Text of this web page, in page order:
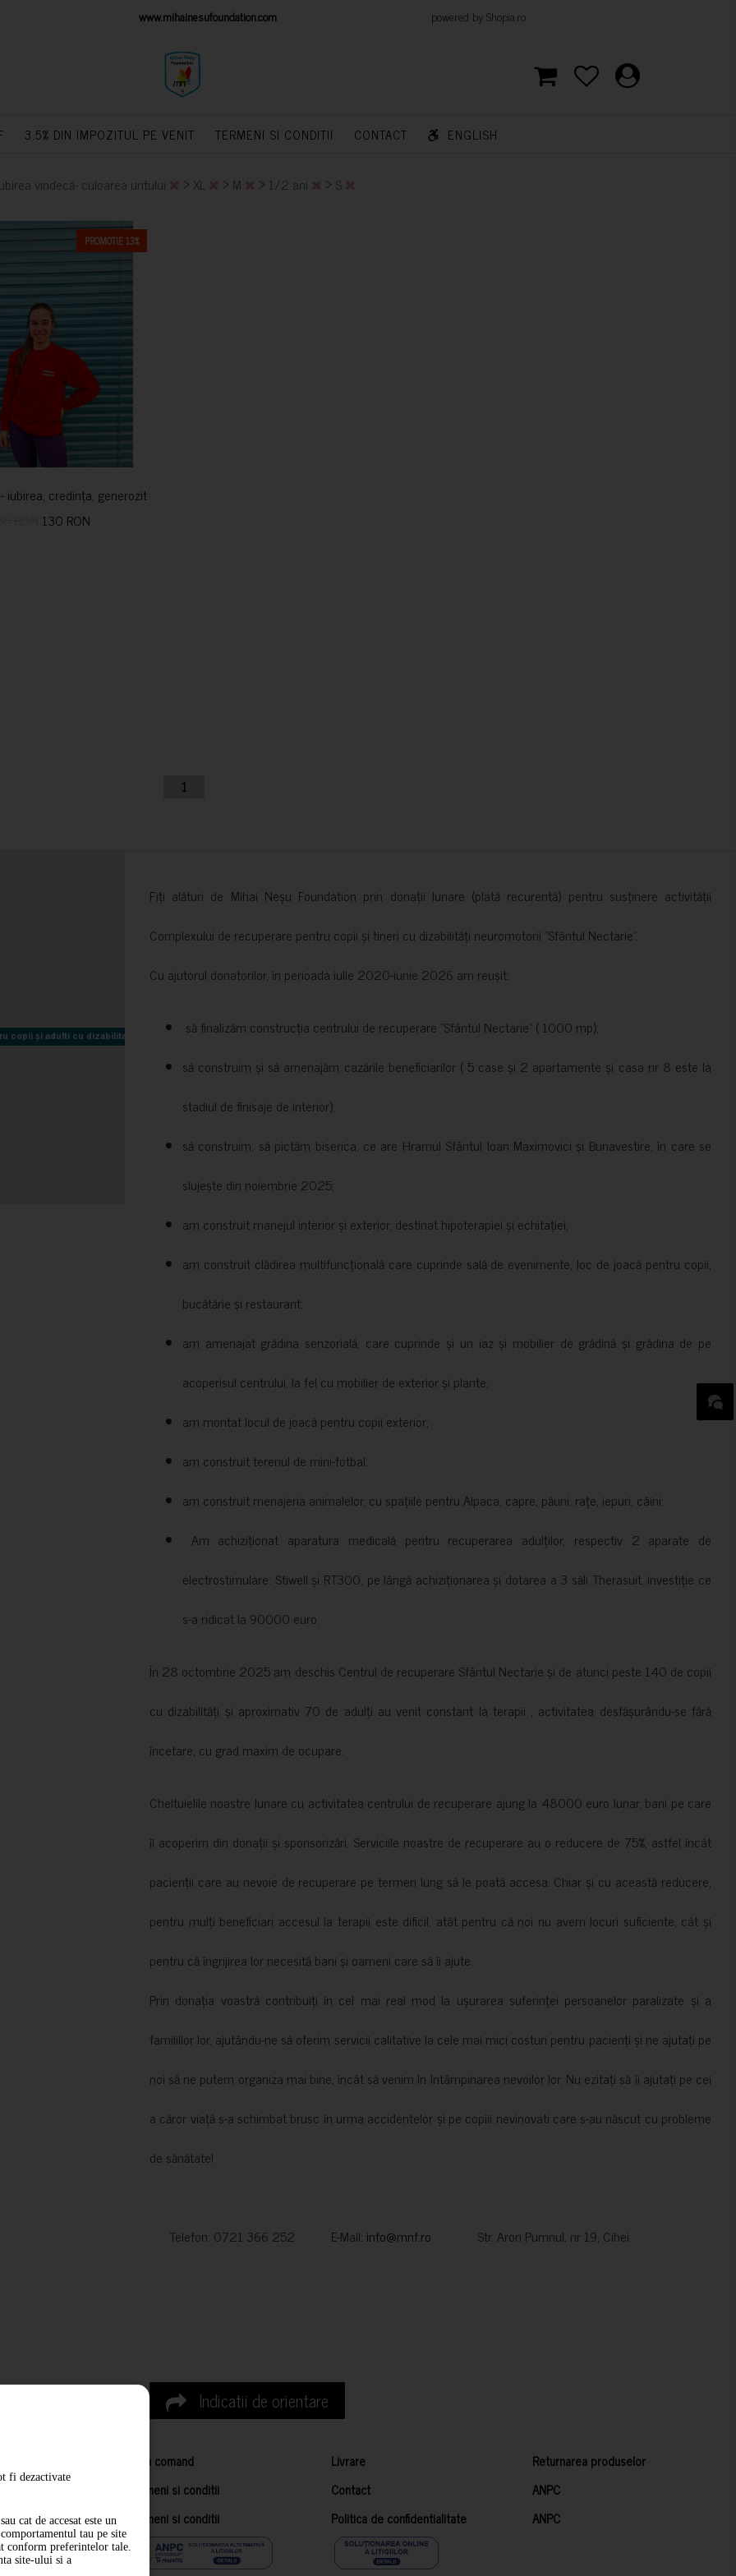
PLATFORM www.mihainesufoundation.com powered by Shopia.ro
3.5% DIN IMPOZITUL PE VENIT TERMENI SI CONDITII CONTACT ENGLISH
vindecă- culoarea untului > XL > M > 1/2 ani > S
PROMOTIE 13%
iubirea, credința, generozitatea vindecă
130 RON
CUMPARA
1
copii și adulti cu dizabilitati neuromotorii Sfântul Nectarie
copii și adulti cu dizabilitati neuromotorii Sfântul Nectarie
Fiți alături de Mihai Neșu Foundation prin donații lunare (plată recurentă) pentru susținere activității
Complexului de recuperare pentru copii și tineri cu dizabilități neuromotorii ”Sfântul Nectarie”.
Cu ajutorul donatorilor, în perioada iulie 2020-iunie 2026 am reușit:
să finalizăm construcția centrului de recuperare ”Sfântul Nectarie” ( 1000 mp);
să construim și să amenajăm cazările beneficiarilor ( 5 case și 2 apartamente și casa nr 8 este la
stadiul de finisaje de interior);
să construim, să pictăm biserica, ce are Hramul Sfântul Ioan Maximovici și Bunavestire, în care se
slujește din noiembrie 2025;
am construit manejul interior și exterior, destinat hipoterapiei și echitației;
am construit clădirea multifuncțională care cuprinde sală de evenimente, loc de joacă pentru copii,
bucătărie și restaurant;
am amenajat grădina senzorială, care cuprinde și un iaz și mobilier de grădină și grădina de pe
acoperisul centrului, la fel cu mobilier de exterior și plante;
am montat locul de joacă pentru copii exterior;
am construit terenul de mini-fotbal;
am construit menajeria animalelor, cu spațiile pentru Alpaca, capre, păuni, rațe, iepuri, câini;
Am achiziționat aparatura medicală pentru recuperarea adulților, respectiv 2 aparate de
electrostimulare: Stiwell și RT300, pe lângă achiziționarea și dotarea a 3 săli Therasuit, investiție ce
s-a ridicat la 90000 euro.
În 28 octombrie 2025 am deschis Centrul de recuperare Sfântul Nectarie și de atunci peste 140 de copii
cu dizabilități și aproximativ 70 de adulți au venit constant la terapii , activitatea desfășurându-se fără
încetare, cu grad maxim de ocupare.
Cheltuielile noastre lunare cu activitatea centrului de recuperare ajung la 48000 euro lunar, bani pe care
îi acoperim din donații și sponsorizări. Serviciile noastre de recuperare au o reducere de 75%, astfel încât
pacienții care au nevoie de recuperare pe termen lung să le poată accesa. Chiar și cu această reducere,
pentru mulți beneficiari accesul la terapii este dificil, atât pentru că noi nu avem locuri suficiente, cât și
pentru că îngrijirea lor necesită bani și oameni care să îi ajute.
Prin donația voastră contribuiți în cel mai real mod la ușurarea suferinței persoanelor paralizate și a
familiilor lor, ajutându-ne să oferim servicii calitative la cele mai mici costuri pentru pacienți și ne ajutați pe
noi să ne putem organiza mai bine, încât să venim în întâmpinarea nevoilor lor. Nu ezitați să îi ajutați pe cei
a căror viață s-a schimbat brusc în urma accidentelor și pe copiii nevinovati care s-au născut cu probleme
de sănătate!
Telefon: 0721 366 252 E-Mail: info@mnf.ro Str. Aron Pumnul, nr 19, Cihei
Indicatii de orientare
Cum comand Livrare
Returnarea produselor
Termeni si conditii
Contact
ANPC
Termeni si conditii
Politica de confidentialitate ANPC
fi dezactivate
cat de accesat este un
tau pe site
conform preferintelor tale.
site-ului si a